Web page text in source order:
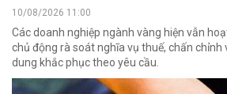
10/08/2026 11:00
Các doanh nghiệp ngành vàng hiện vẫn
chủ động rà soát nghĩa vụ thuế, chấn chỉnh
dung khắc phục theo yêu cầu.